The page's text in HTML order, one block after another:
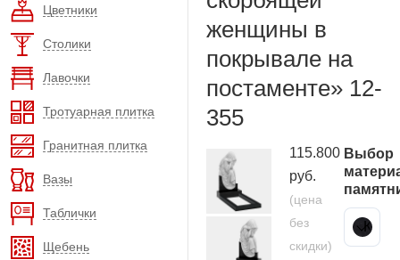
Цветники
Столики
Лавочки
Тротуарная плитка
Гранитная плитка
Вазы
Таблички
Щебень
женщины в
покрывале на
постаменте» 12-
355
115.800
руб.
(цена
без
скидки)
Выбор
Карельский гранит